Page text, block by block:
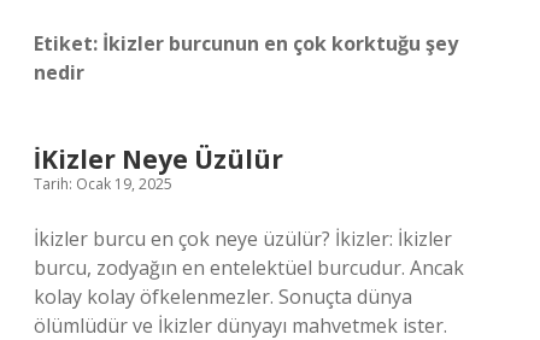
Etiket: İkizler burcunun en çok korktuğu şey
nedir
İKizler Neye Üzülür
Tarih: Ocak 19, 2025
İkizler burcu en çok neye üzülür? İkizler: İkizler
burcu, zodyağın en entelektüel burcudur. Ancak
kolay kolay öfkelenmezler. Sonuçta dünya
ölümlüdür ve İkizler dünyayı mahvetmek ister.